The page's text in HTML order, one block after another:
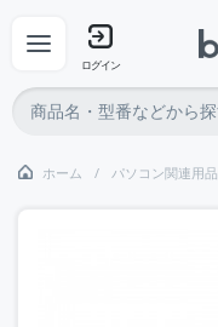
ログイン
ホーム パソコン関連用品